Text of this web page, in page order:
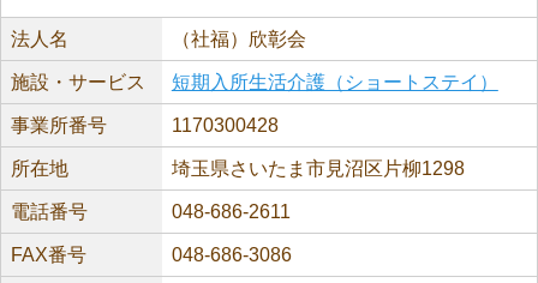
法人名 （社福）欣彰会
施設・サービス 短期入所生活介護（ショートステイ）
事業所番号 1170300428
所在地 埼玉県さいたま市見沼区片柳1298
電話番号 048-686-2611
FAX番号 048-686-3086